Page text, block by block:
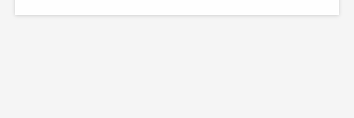
ВКОНТАКТЕ